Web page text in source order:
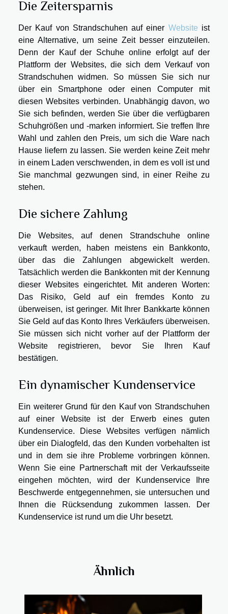
Die Zeitersparnis
Der Kauf von Strandschuhen auf einer Website ist
eine Alternative, um seine Zeit besser einzuteilen.
Denn der Kauf der Schuhe online erfolgt auf der
Plattform der Websites, die sich dem Verkauf von
Strandschuhen widmen. So müssen Sie sich nur
über ein Smartphone oder einen Computer mit
diesen Websites verbinden. Unabhängig davon, wo
Sie sich befinden, werden Sie über die verfügbaren
Schuhgrößen und -marken informiert. Sie treffen Ihre
Wahl und zahlen den Preis, um sich die Ware nach
Hause liefern zu lassen. Sie werden keine Zeit mehr
in einem Laden verschwenden, in dem es voll ist und
Sie manchmal gezwungen sind, in einer Reihe zu
stehen.
Die sichere Zahlung
Die Websites, auf denen Strandschuhe online
verkauft werden, haben meistens ein Bankkonto,
über das die Zahlungen abgewickelt werden.
Tatsächlich werden die Bankkonten mit der Kennung
dieser Websites eingerichtet. Mit anderen Worten:
Das Risiko, Geld auf ein fremdes Konto zu
überweisen, ist geringer. Mit Ihrer Bankkarte können
Sie Geld auf das Konto Ihres Verkäufers überweisen.
Sie müssen sich nicht vorher auf der Plattform der
Website registrieren, bevor Sie Ihren Kauf
bestätigen.
Ein dynamischer Kundenservice
Ein weiterer Grund für den Kauf von Strandschuhen
auf einer Website ist der Erwerb eines guten
Kundenservice. Diese Websites verfügen nämlich
über ein Dialogfeld, das den Kunden vorbehalten ist
und in dem sie ihre Probleme vorbringen können.
Wenn Sie eine Partnerschaft mit der Verkaufsseite
eingehen möchten, wird der Kundenservice Ihre
Beschwerde entgegennehmen, sie untersuchen und
Ihnen die Rücksendung zukommen lassen. Der
Kundenservice ist rund um die Uhr besetzt.
Ähnlich